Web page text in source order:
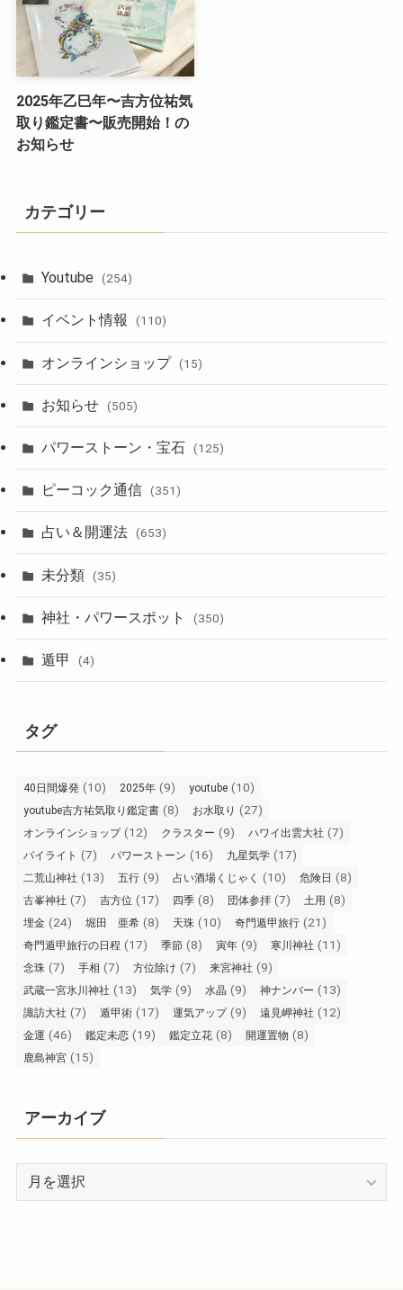
2025年乙巳年〜吉方位祐気
取り鑑定書〜販売開始！の
お知らせ
カテゴリー
Youtube (254)
イベント情報 (110)
オンラインショップ (15)
お知らせ (505)
パワーストーン・宝石 (125)
ピーコック通信 (351)
占い＆開運法 (653)
未分類 (35)
神社・パワースポット (350)
遁甲 (4)
タグ
40日間爆発 (10) 2025年 (9) youtube (10)
youtube吉方祐気取り鑑定書 (8) お水取り (27)
オンラインショップ(12) クラスター (9) ハワイ出雲大社 (7)
パイライト (7) パワーストーン (16) 九星気学 (17)
二荒山神社 (13) 五行 (9) 占い酒場くじゃく (10) 危険日 (8)
古峯神社 (7) 吉方位 (17) 四季 (8) 団体参拝 (7) 土用 (8)
埋金 (24) 堀田 亜希 (8) 天珠 (10) 奇門遁甲旅行 (21)
奇門遁甲旅行の日程 (17) 季節 (8) 寅年 (9) 寒川神社 (11)
念珠 (7) 手相 (7) 方位除け (7) 来宮神社 (9)
武蔵一宮氷川神社 (13) 気学 (9) 水晶 (9) 神ナンバー (13)
諏訪大社 (7) 遁甲術 (17) 運気アップ(9) 遠見岬神社 (12)
金運 (46) 鑑定未恋 (19) 鑑定立花 (8) 開運置物 (8)
鹿島神宮 (15)
アーカイブ
ー